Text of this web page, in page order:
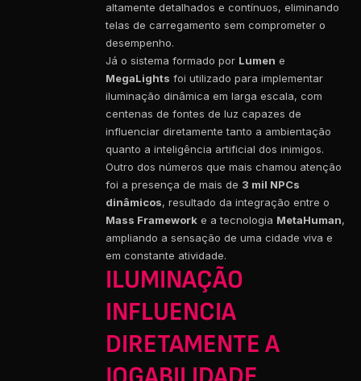
altamente detalhados e contínuos, eliminando
telas de carregamento sem comprometer o
desempenho.
Já o sistema formado por Lumen e
MegaLights foi utilizado para implementar
iluminação dinâmica em larga escala, com
centenas de fontes de luz capazes de
influenciar diretamente tanto a ambientação
quanto a inteligência artificial dos inimigos.
Outro dos números que mais chamou atenção
foi a presença de mais de 3 mil NPCs
dinâmicos, resultado da integração entre o
Mass Framework e a tecnologia MetaHuman,
ampliando a sensação de uma cidade viva e
em constante atividade.
ILUMINAÇÃO
INFLUENCIA
DIRETAMENTE A